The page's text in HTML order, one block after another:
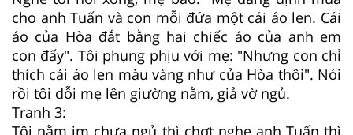
cho anh Tuấn và con mỗi đứa một cái áo len. Cái
áo của Hòa đắt bằng hai chiếc áo của anh em
con đấy". Tôi phụng phịu với mẹ: "Nhưng con chỉ
thích cái áo len màu vàng như của Hòa thôi". Nói
rồi tôi dỗi mẹ lên giường nằm, giả vờ ngủ.
Tranh 3:
Tôi nằm im chưa ngủ thì chợt nghe anh Tuấn thì